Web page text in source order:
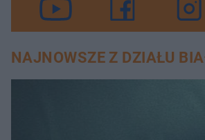
NAJNOWSZE Z DZIAŁU